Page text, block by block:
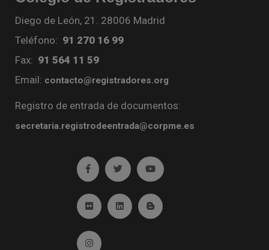
Diego de León, 21. 28006 Madrid
Teléfono: 91 270 16 99
Fax: 91 564 11 59
Email: contacto@registradores.org
Registro de entrada de documentos:
secretaria.registrodeentrada@corpme.es
Ir a facebook (abre en ventana nueva)
Ir a twitter (abre en ventana nueva)
Ir a YouTube (abre en
Ir a Flickr (abre en ventana nueva)
Ir a Linkedin (abre en ventana nueva)
Ir al Blog (abre en ventana
Ir a Instagram (abre en ventana nueva)